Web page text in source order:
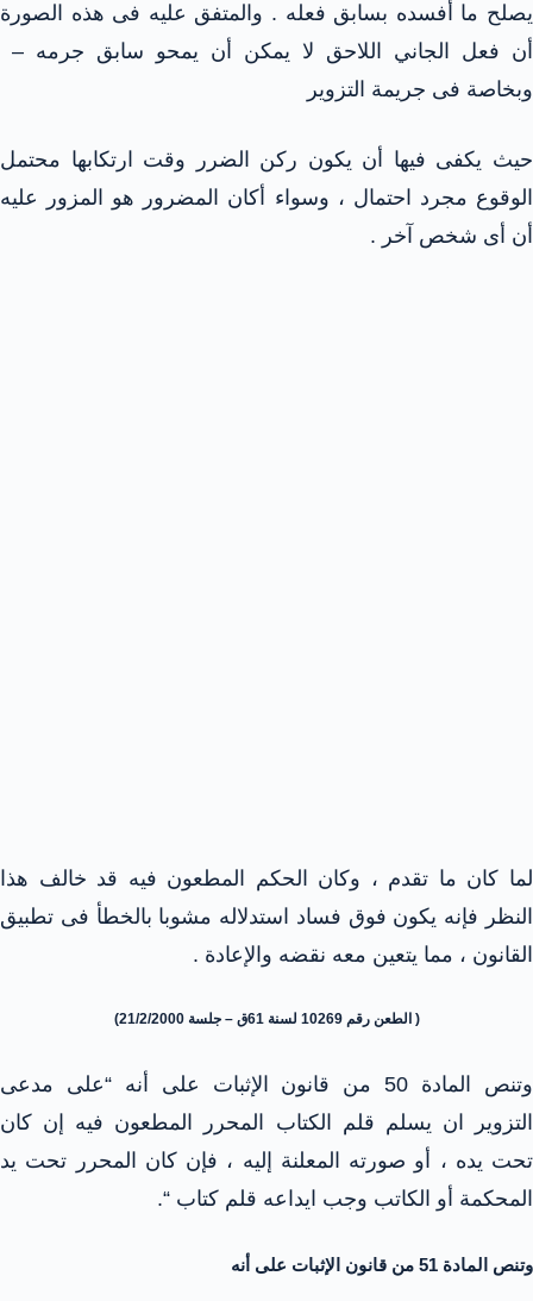
يصلح ما أفسده بسابق فعله . والمتفق عليه فى هذه الصورة
أن فعل الجاني اللاحق لا يمكن أن يمحو سابق جرمه –
وبخاصة فى جريمة التزوير
حيث يكفى فيها أن يكون ركن الضرر وقت ارتكابها محتمل
الوقوع مجرد احتمال ، وسواء أكان المضرور هو المزور عليه
أن أى شخص آخر .
لما كان ما تقدم ، وكان الحكم المطعون فيه قد خالف هذا
النظر فإنه يكون فوق فساد استدلاله مشوبا بالخطأ فى تطبيق
القانون ، مما يتعين معه نقضه والإعادة .
( الطعن رقم 10269 لسنة 61ق – جلسة 21/2/2000)
وتنص المادة 50 من قانون الإثبات على أنه “على مدعى
التزوير ان يسلم قلم الكتاب المحرر المطعون فيه إن كان
تحت يده ، أو صورته المعلنة إليه ، فإن كان المحرر تحت يد
المحكمة أو الكاتب وجب ايداعه قلم كتاب “.
وتنص المادة 51 من قانون الإثبات على أنه